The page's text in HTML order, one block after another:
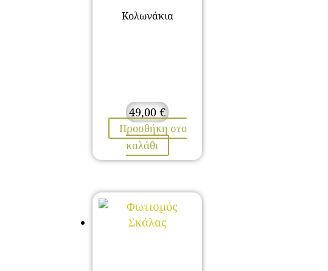
Κολωνάκια
49,00 €
Προσθήκη στο
καλάθι